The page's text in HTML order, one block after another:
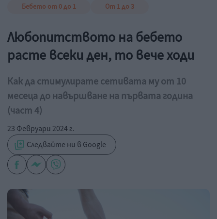
Бебето от 0 до 1
От 1 до 3
Любопитството на бебето
расте всеки ден, то вече ходи
Как да стимулирате сетивата му от 10
месеца до навършване на първата година
(част 4)
23 Февруари 2024 г.
Следвайте ни в Google